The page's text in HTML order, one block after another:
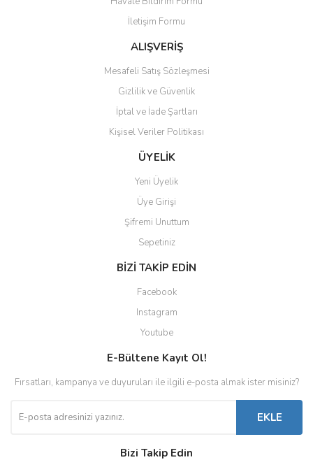
İletişim Formu
ALIŞVERİŞ
Mesafeli Satış Sözleşmesi
Gizlilik ve Güvenlik
İptal ve İade Şartları
Kişisel Veriler Politikası
ÜYELİK
Yeni Üyelik
Üye Girişi
Şifremi Unuttum
Sepetiniz
BİZİ TAKİP EDİN
Facebook
Instagram
Youtube
E-Bültene Kayıt Ol!
Fırsatları, kampanya ve duyuruları ile ilgili e-posta almak ister misiniz?
EKLE
Bizi Takip Edin